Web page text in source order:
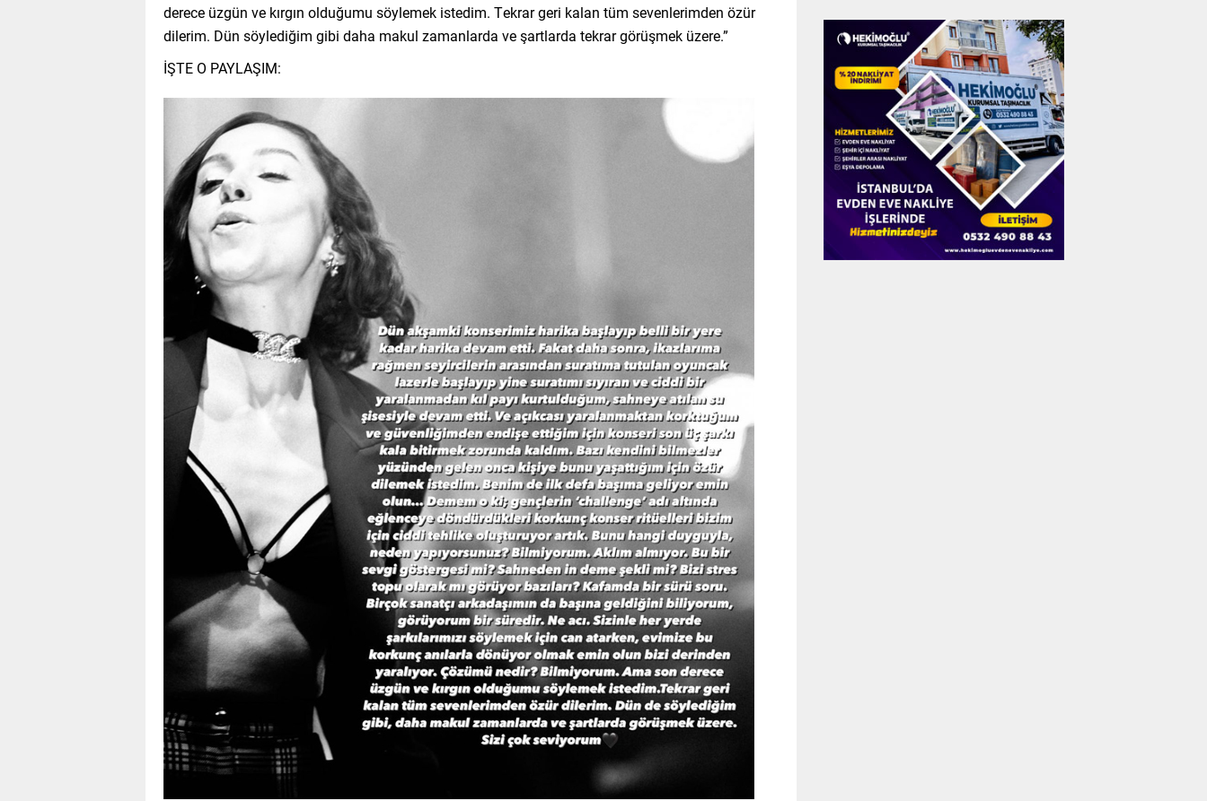
derece üzgün ve kırgın olduğumu söylemek istedim. Tekrar geri kalan tüm sevenlerimden özür
dilerim. Dün söylediğim gibi daha makul zamanlarda ve şartlarda tekrar görüşmek üzere.”
İŞTE O PAYLAŞIM: